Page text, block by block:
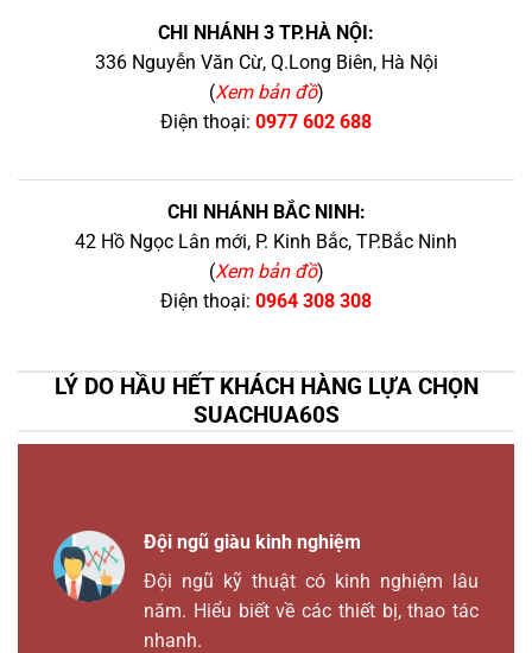
CHI NHÁNH 3 TP.HÀ NỘI:
336 Nguyễn Văn Cừ, Q.Long Biên, Hà Nội
(Xem bản đồ)
Điện thoại: 0977 602 688
CHI NHÁNH BẮC NINH:
42 Hồ Ngọc Lân mới, P. Kinh Bắc, TP.Bắc Ninh
(Xem bản đồ)
Điện thoại: 0964 308 308
LÝ DO HẦU HẾT KHÁCH HÀNG LỰA CHỌN
SUACHUA60S
Đội ngũ giàu kinh nghiệm
Đội ngũ kỹ thuật có kinh nghiệm lâu
năm. Hiểu biết về các thiết bị, thao tác
nhanh.